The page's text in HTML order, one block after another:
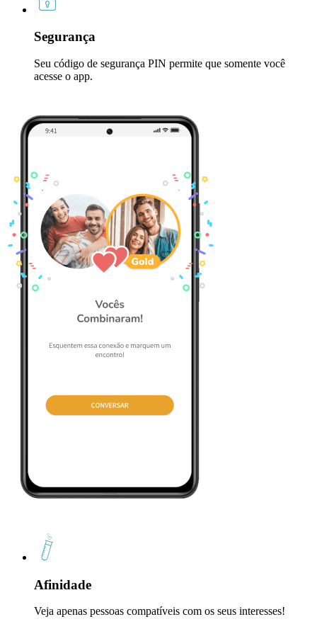
Segurança
Seu código de segurança PIN permite que somente você
acesse o app.
Afinidade
Veja apenas pessoas compatíveis com os seus interesses!